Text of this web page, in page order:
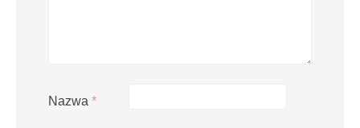
Nazwa *